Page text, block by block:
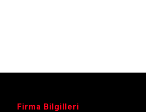
Firma Bilgilleri